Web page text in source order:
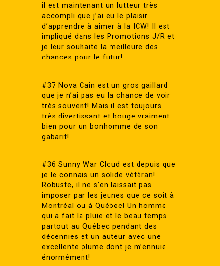
il est maintenant un lutteur très
accompli que j’ai eu le plaisir
d’apprendre à aimer à la ICW! Il est
impliqué dans les Promotions J/R et
je leur souhaite la meilleure des
chances pour le futur!
#37 Nova Cain est un gros gaillard
que je n’ai pas eu la chance de voir
très souvent! Mais il est toujours
très divertissant et bouge vraiment
bien pour un bonhomme de son
gabarit!
#36 Sunny War Cloud est depuis que
je le connais un solide vétéran!
Robuste, il ne s’en laissait pas
imposer par les jeunes que ce soit à
Montréal ou à Québec! Un homme
qui a fait la pluie et le beau temps
partout au Québec pendant des
décennies et un auteur avec une
excellente plume dont je m’ennuie
énormément!